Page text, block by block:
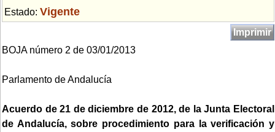
Estado: Vigente
Imprimir
BOJA número 2 de 03/01/2013
Parlamento de Andalucía
Acuerdo de 21 de diciembre de 2012, de la Junta Electoral
de Andalucía, sobre procedimiento para la verificación y